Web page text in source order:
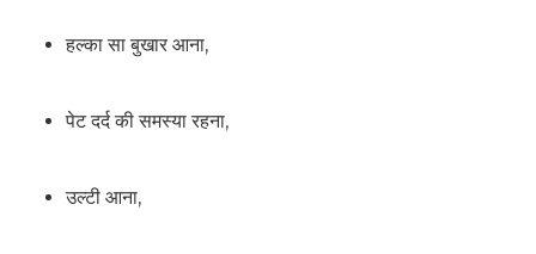
हल्का सा बुखार आना,
पेट दर्द की समस्या रहना,
उल्टी आना,